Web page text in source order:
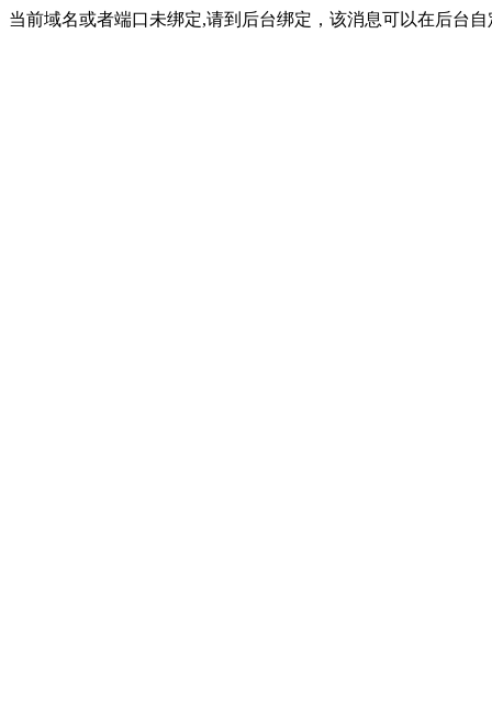
当前域名或者端口未绑定,请到后台绑定，该消息可以在后台自